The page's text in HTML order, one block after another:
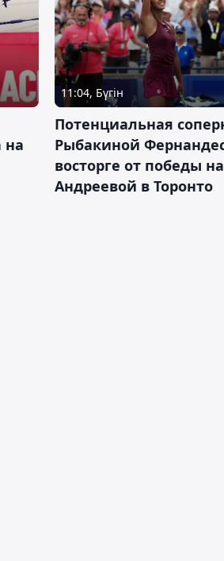
на
11:04, Бүгін
Потенциальная
Рыбакиной
восторге от победы
Андреевой в Торонто